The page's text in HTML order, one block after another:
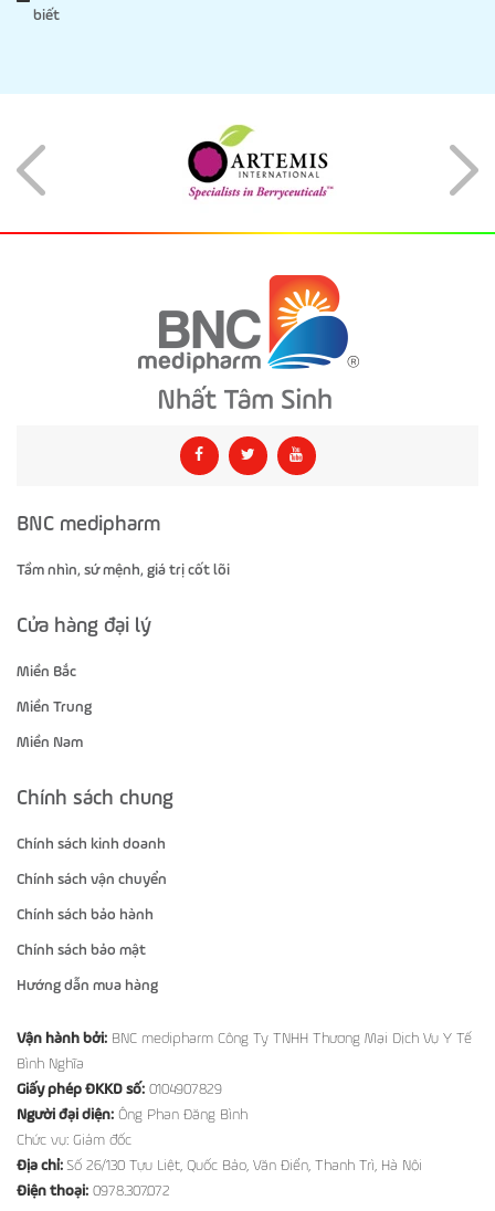
biết
BNC medipharm
Tầm nhìn, sứ mệnh, giá trị cốt lõi
Cửa hàng đại lý
Miền Bắc
Miền Trung
Miền Nam
Chính sách chung
Chính sách kinh doanh
Chính sách vận chuyển
Chính sách bảo hành
Chính sách bảo mật
Hướng dẫn mua hàng
Vận hành bởi: BNC medipharm Công Ty TNHH Thương Mại Dịch Vụ Y Tế
Bình Nghĩa
Giấy phép ĐKKD số: 0104907829
Người đại diện: Ông Phan Đăng Bình
Chức vụ: Giám đốc
Địa chỉ: Số 26/130 Tựu Liệt, Quốc Bảo, Văn Điển, Thanh Trì, Hà Nội
Điện thoại: 0978.307.072